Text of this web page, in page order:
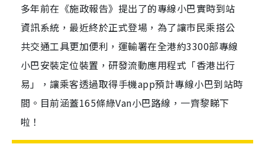
多年前在《施政報告》提出了的專線小巴實時到站
資訊系統，最近終於正式登場，為了讓市民乘搭公
共交通工具更加便利，運輸署在全港約3300部專線
小巴安裝定位裝置，研發流動應用程式「香港出行
易」，讓乘客透過取得手機app預計專線小巴到站時
間。目前涵蓋165條綠Van小巴路線，一齊黎睇下
啦！